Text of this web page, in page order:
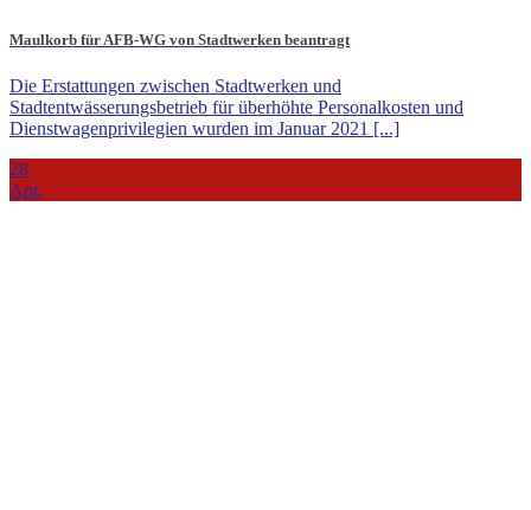
Maulkorb für AFB-WG von Stadtwerken beantragt
Die Erstattungen zwischen Stadtwerken und
Stadtentwässerungsbetrieb für überhöhte Personalkosten und
Dienstwagenprivilegien wurden im Januar 2021 [...]
28
Apr.